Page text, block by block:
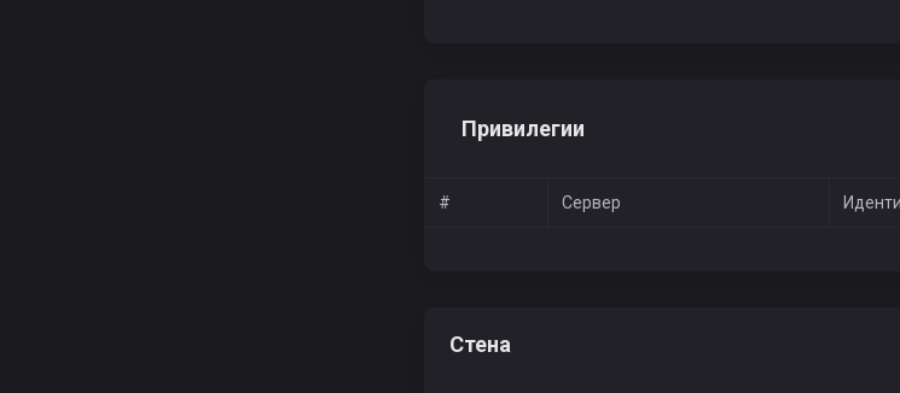
Привилегии
# Сервер
Стена